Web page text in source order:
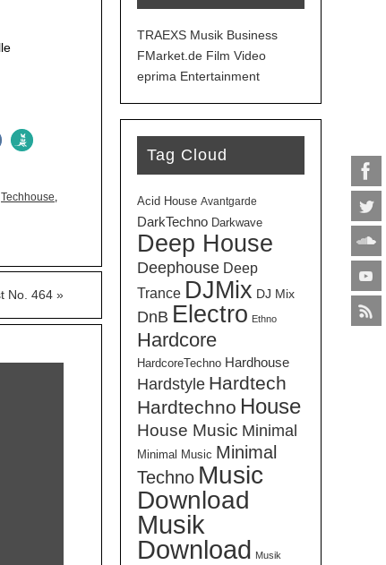
zu
Techhouse,
No. 464 »
TRAEXS Musik Business
FMarket.de Film Video
eprima Entertainment
Tag Cloud
Acid House Avantgarde
DarkTechno Darkwave
Deep House
Deephouse Deep
Trance DJMix DJ Mix
DnB Electro Ethno
Hardcore
HardcoreTechno Hardhouse
Hardstyle Hardtech
Hardtechno House
House Music Minimal
Minimal Music Minimal
Techno Music
Download
Musik
Download Musik